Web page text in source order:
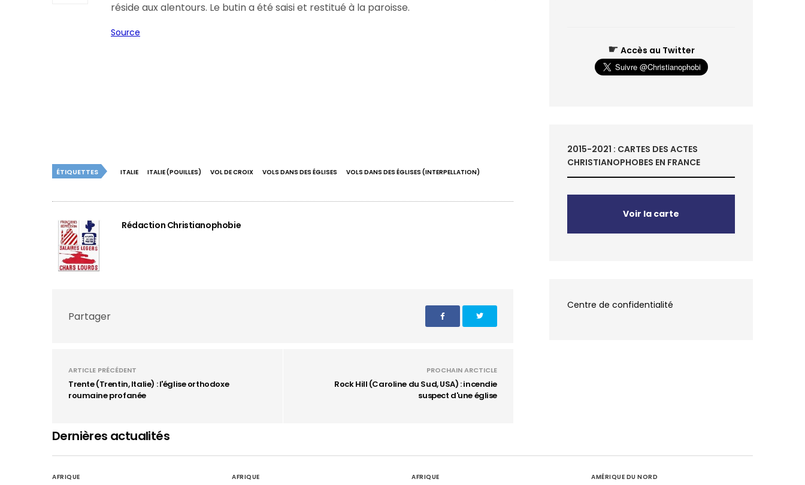
réside aux alentours. Le butin a été saisi et restitué à la paroisse.
Source
ÉTIQUETTES ITALIE ITALIE (POUILLES) VOL DE CROIX VOLS DANS DES ÉGLISES VOLS DANS DES ÉGLISES (INTERPELLATION)
Rédaction Christianophobie
Partager
ARTICLE PRÉCÉDENT
Trente (Trentin, Italie) : l'église orthodoxe
roumaine profanée
PROCHAIN ARCTICLE
Rock Hill (Caroline du Sud, USA) : incendie
suspect d'une église
☛ Accès au Twitter
2015-2021 : CARTES DES ACTES
CHRISTIANOPHOBES EN FRANCE
Voir la carte
Centre de confidentialité
Dernières actualités
AFRIQUE AFRIQUE AFRIQUE AMÉRIQUE DU NORD